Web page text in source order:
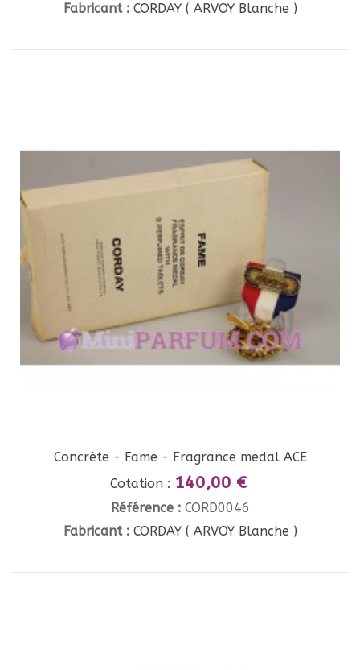
Fabricant : CORDAY ( ARVOY Blanche )
Concrète - Fame - Fragrance medal ACE
Cotation : 140,00 €
Référence : CORD0046
Fabricant : CORDAY ( ARVOY Blanche )